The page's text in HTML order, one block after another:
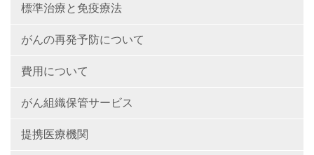
標準治療と免疫療法
がんの再発予防について
費用について
がん組織保管サービス
提携医療機関